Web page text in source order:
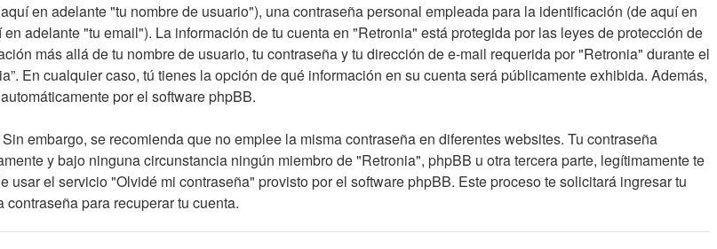
en adelante "tu nombre de usuario"), una contraseña personal empleada para la identificación (de aquí en
adelante "tu email"). La información de tu cuenta en "Retronia" está protegida por las leyes de protección de
más allá de tu nombre de usuario, tu contraseña y tu dirección de e-mail requerida por "Retronia" durante el
En cualquier caso, tú tienes la opción de qué información en su cuenta será públicamente exhibida. Además,
por el software phpBB.
embargo, se recomienda que no emplee la misma contraseña en diferentes websites. Tu contraseña
y bajo ninguna circunstancia ningún miembro de "Retronia", phpBB u otra tercera parte, legítimamente te
el servicio "Olvidé mi contraseña" provisto por el software phpBB. Este proceso te solicitará ingresar tu
para recuperar tu cuenta.